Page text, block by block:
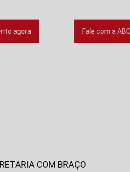
agora Fale com a
COM BRAÇO